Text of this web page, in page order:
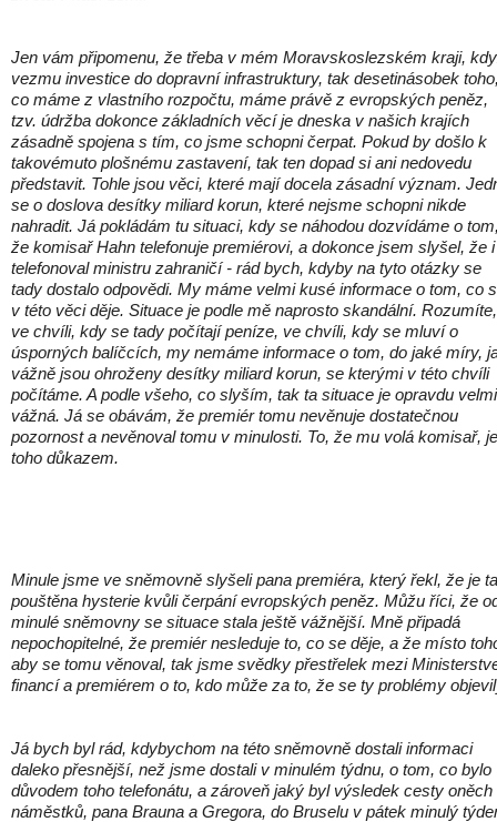
Jen vám připomenu, že třeba v mém Moravskoslezském kraji,
vezmu investice do dopravní infrastruktury, tak desetinásobek
co máme z vlastního rozpočtu, máme právě z evropských peněz,
tzv. údržba dokonce základních věcí je dneska v našich krajích
zásadně spojena s tím, co jsme schopni čerpat. Pokud by došlo k
takovémuto plošnému zastavení, tak ten dopad si ani nedovedu
představit. Tohle jsou věci, které mají docela zásadní význam.
se o doslova desítky miliard korun, které nejsme schopni nikde
nahradit. Já pokládám tu situaci, kdy se náhodou dozvídáme o
že komisař Hahn telefonuje premiérovi, a dokonce jsem slyšel, že i
telefonoval ministru zahraničí - rád bych, kdyby na tyto otázky se
tady dostalo odpovědi. My máme velmi kusé informace o tom, co
v této věci děje. Situace je podle mě naprosto skandální. Rozumíte,
ve chvíli, kdy se tady počítají peníze, ve chvíli, kdy se mluví o
úsporných balíčcích, my nemáme informace o tom, do jaké míry,
vážně jsou ohroženy desítky miliard korun, se kterými v této chvíli
počítáme. A podle všeho, co slyším, tak ta situace je opravdu velmi
vážná. Já se obávám, že premiér tomu nevěnuje dostatečnou
pozornost a nevěnoval tomu v minulosti. To, že mu volá komisař, je
toho důkazem.
Minule jsme ve sněmovně slyšeli pana premiéra, který řekl, že je
pouštěna hysterie kvůli čerpání evropských peněz. Můžu říci, že
minulé sněmovny se situace stala ještě vážnější. Mně připadá
nepochopitelné, že premiér nesleduje to, co se děje, a že místo
aby se tomu věnoval, tak jsme svědky přestřelek mezi
financí a premiérem o to, kdo může za to, že se ty problémy
Já bych byl rád, kdybychom na této sněmovně dostali informaci
daleko přesnější, než jsme dostali v minulém týdnu, o tom, co bylo
důvodem toho telefonátu, a zároveň jaký byl výsledek cesty oněch
náměstků, pana Brauna a Gregora, do Bruselu v pátek minulý